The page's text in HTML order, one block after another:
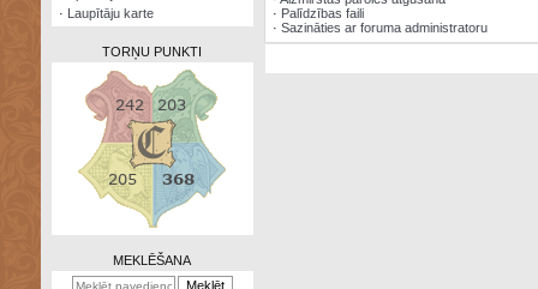
· Laupītāju karte
TORŅU PUNKTI
MEKLĒŠANA
· Palīdzības faili
· Sazināties ar foruma administratoru